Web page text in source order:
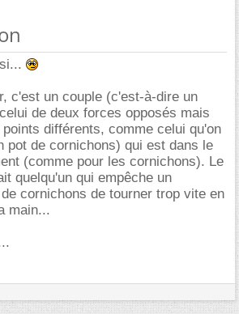
c'est un couple (c'est-à-dire un
de deux forces opposés mais
différents, comme celui qu'on
pot de cornichons) qui est dans le
(comme pour les cornichons). Le
quelqu'un qui empêche un
cornichons de tourner trop vite en
main...